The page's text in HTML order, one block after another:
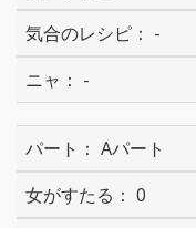
-
-
Aパート
0